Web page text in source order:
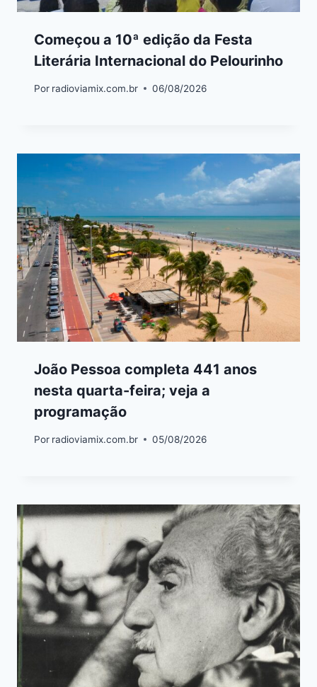
Começou a 10ª edição da Festa
Literária Internacional do Pelourinho
Por radioviamix.com.br 06/08/2026
João Pessoa completa 441 anos
nesta quarta-feira; veja a
programação
Por radioviamix.com.br 05/08/2026